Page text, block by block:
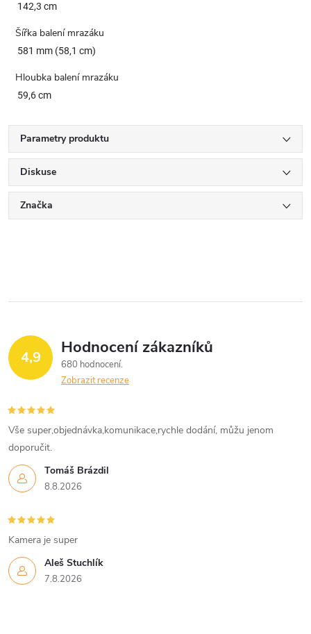
142,3 cm
Šířka balení mrazáku
581 mm (58,1 cm)
Hloubka balení mrazáku
59,6 cm
Parametry produktu
Diskuse
Značka
4,9 Hodnocení zákazníků
680 hodnocení
Zobrazit recenze
Tomáš Brázdil
8.8.2026
Vše super,objednávka,komunikace,rychle dodání, můžu jenom
doporučit.
Aleš Stuchlík
7.8.2026
Kamera je super